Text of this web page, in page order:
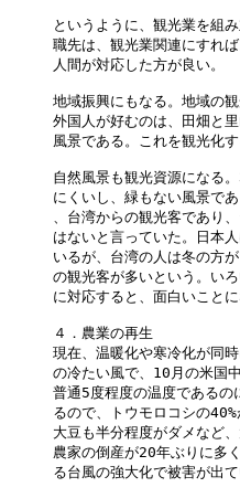
というように、観光業を組
職先は、観光業関連にすれ
人間が対応した方が良い。
地域振興にもなる。地域の
外国人が好むのは、田畑と
風景である。これを観光化
自然風景も観光資源になる
にくいし、緑もない風景で
、台湾からの観光客であり
はないと言っていた。日本
いるが、台湾の人は冬の方
の観光客が多いという。い
に対応すると、面白いことに
４．農業の再生
現在、温暖化や寒冷化が同
の冷たい風で、10月の米国
普通5度程度の温度である
るので、トウモロコシの
大豆も半分程度がダメなど
農家の倒産が20年ぶりに多
る台風の強大化で被害が出て